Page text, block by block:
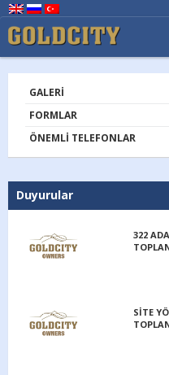
GALERI
FORMLAR
ÖNEMLI TELEFONLAR
Duyurular
322
SİTE